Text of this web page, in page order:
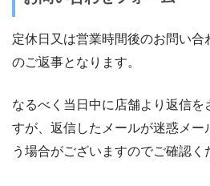
定休日又は営業時間後のお問い
のご返事となります。
なるべく当日中に店舗より返信を
すが、返信したメールが迷惑メー
う場合がございますのでご確認く